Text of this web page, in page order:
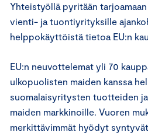
Yhteistyöllä pyritään
vienti- ja tuontiyrityksille
helppokäyttöistä tietoa EU:n
EU:n neuvottelemat yli 70
ulkopuolisten maiden kanssa
suomalaisyritysten tuotteiden
maiden markkinoille. Vuoren
merkittävimmät hyödyt